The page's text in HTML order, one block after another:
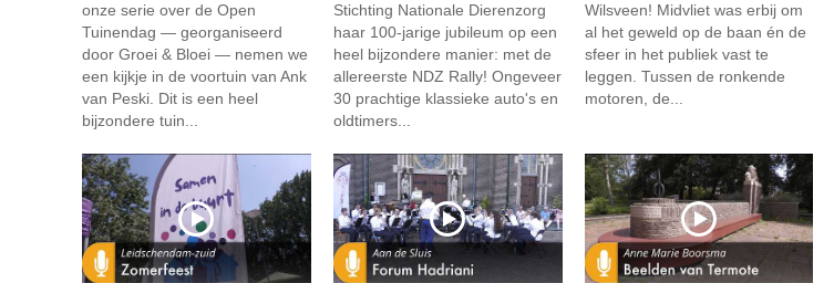
onze serie over de Open
Tuinendag — georganiseerd
door Groei & Bloei — nemen we
een kijkje in de voortuin van Ank
van Peski. Dit is een heel
bijzondere tuin...
Stichting Nationale Dierenzorg
haar 100-jarige jubileum op een
heel bijzondere manier: met de
allereerste NDZ Rally! Ongeveer
30 prachtige klassieke auto's en
oldtimers...
Wilsveen! Midvliet was erbij om
al het geweld op de baan én de
sfeer in het publiek vast te
leggen. Tussen de ronkende
motoren, de...